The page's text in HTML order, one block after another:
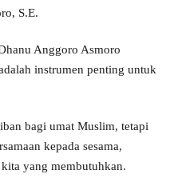
S.E.
Anggoro Asmoro
instrumen penting untuk
bagi umat Muslim, tetapi
kepada sesama,
yang membutuhkan.